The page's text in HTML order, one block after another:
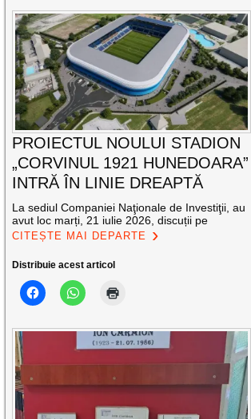
PROIECTUL NOULUI STADION
„CORVINUL 1921 HUNEDOARA”
INTRĂ ÎN LINIE DREAPTĂ
La sediul Companiei Naţionale de Investiţii, au
avut loc marți, 21 iulie 2026, discuții pe
CITEȘTE MAI DEPARTE
Distribuie acest articol